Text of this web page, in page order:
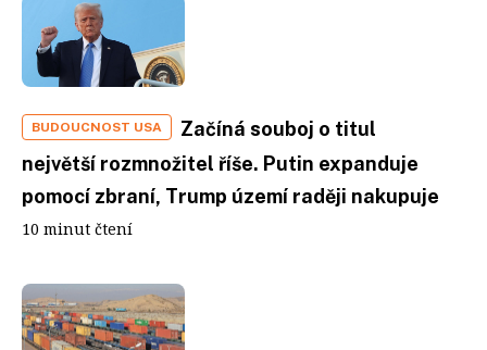
BUDOUCNOST USA
Začíná souboj o titul
největší rozmnožitel říše. Putin expanduje
pomocí zbraní, Trump území raději nakupuje
10 minut čtení